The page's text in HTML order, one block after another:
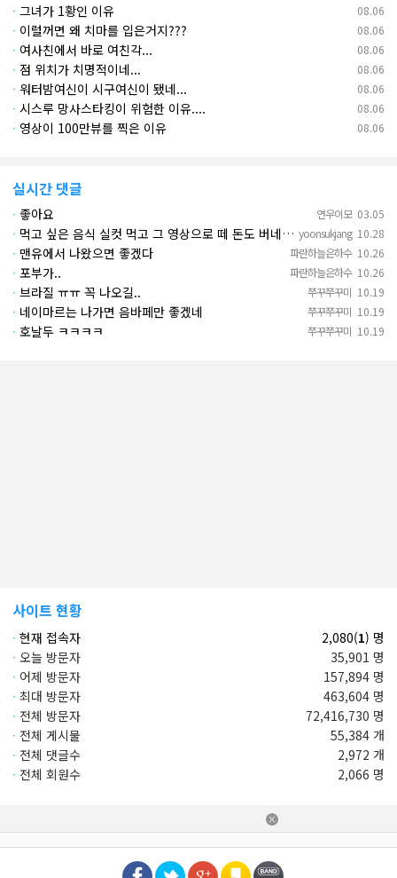
×
08.06
· 그녀가 1황인 이유
08.06
· 이럴꺼면 왜 치마를 입은거지???
08.06
· 여사친에서 바로 여친각...
08.06
· 점 위치가 치명적이네...
08.06
· 워터밤여신이 시구여신이 됐네...
08.06
· 시스루 망사스타킹이 위험한 이유....
08.06
· 영상이 100만뷰를 찍은 이유
실시간 댓글
연우이모 03.05
· 좋아요
yoonsukjang 10.28
· 먹고 싶은 음식 실컷 먹고 그 영상으로 떼 돈도 버네 ㄷㄷ. 하고 싶은 것만 하고 부자되네.
파란하늘은하수 10.26
· 맨유에서 나왔으면 좋겠다
파란하늘은하수 10.26
· 포부가..
쭈꾸쭈꾸미 10.19
· 브라질 ㅠㅠ 꼭 나오길..
쭈꾸쭈꾸미 10.19
· 네이마르는 나가면 음바페만 좋겠네
쭈꾸쭈꾸미 10.19
· 호날두 ㅋㅋㅋㅋ
사이트 현황
· 현재 접속자 2,080(1) 명
· 오늘 방문자
35,901 명
· 어제 방문자
157,894 명
· 최대 방문자
463,604 명
· 전체 방문자
72,416,730 명
· 전체 게시물
55,384 개
· 전체 댓글수
2,972 개
· 전체 회원수 2,066 명